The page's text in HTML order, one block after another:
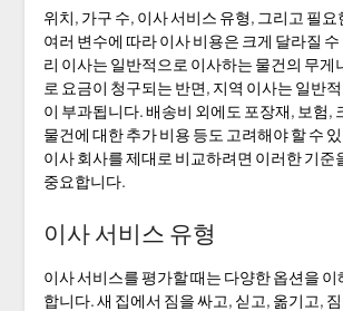
위치, 가구 수, 이사 서비스 유형, 그리고 필요
여러 변수에 따라 이사 비용은 크게 달라질
리 이사는 일반적으로 이사하는 물건의 무게
로 요금이 청구되는 반면, 지역 이사는 일반
이 부과됩니다. 배송비 외에도 포장재, 보험,
물건에 대한 추가 비용 등도 고려해야 할 수
이사 회사를 제대로 비교하려면 이러한 기준
중요합니다.
이사 서비스 유형
이사 서비스를 평가할 때는 다양한 옵션을 이
합니다. 새 집에서 짐을 싸고, 싣고, 옮기고,